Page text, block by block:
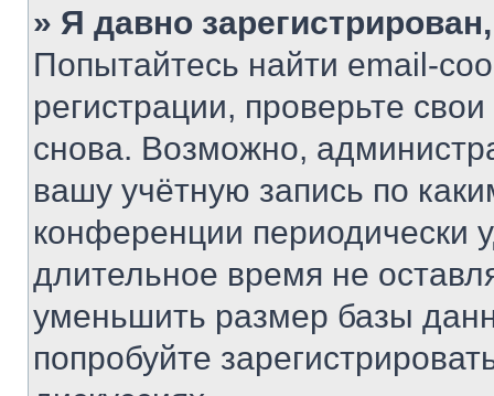
» Я давно
Попытайтесь найти email-
регистрации, проверьте
снова. Возможно,
вашу учётную запись по
конференции периодически
длительное время не
уменьшить размер базы
попробуйте